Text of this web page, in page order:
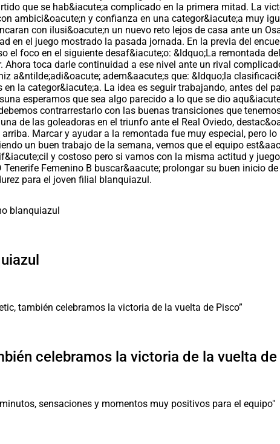
que se hab&iacute;a complicado en la primera mitad. La
ambici&oacute;n y confianza en una categor&iacute;a muy
con ilusi&oacute;n un nuevo reto lejos de casa ante un
en el juego mostrado la pasada jornada. En la previa del
el foco en el siguiente desaf&iacute;o: &ldquo;La remontada
toca darle continuidad a ese nivel ante un rival
a&ntilde;adi&oacute; adem&aacute;s que: &ldquo;la
la categor&iacute;a. La idea es seguir trabajando, antes del
esperamos que sea algo parecido a lo que se dio
contrarrestarlo con las buenas transiciones que
de las goleadoras en el triunfo ante el Real Oviedo,
Marcar y ayudar a la remontada fue muy especial, pero
un buen trabajo de la semana, vemos que el equipo
y costoso pero si vamos con la misma actitud y
Femenino B buscar&aacute; prolongar su buen inicio
para el joven filial blanquiazul.
celebramos la victoria de la vuelta de